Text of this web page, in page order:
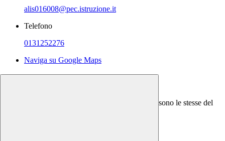
alis016008@pec.istruzione.it
Telefono
0131252276
Naviga su Google Maps
Utilizzando le credenziali fornite dalla segreteria(sono le stesse del